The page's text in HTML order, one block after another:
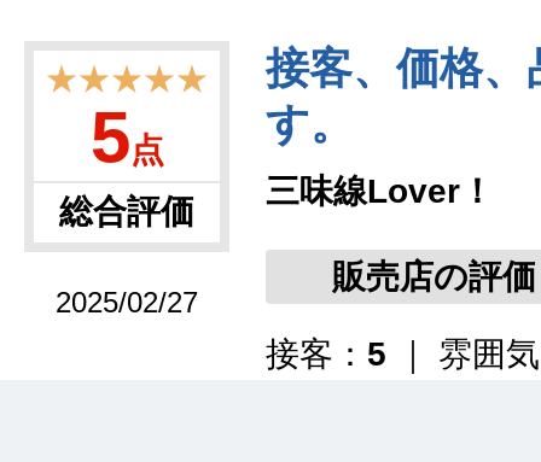
★★★★★
5点
総合評価
2025/02/27
接客、価格
す。
三味線Lover！
販売店の評価
接客： 5 ｜ 雰囲